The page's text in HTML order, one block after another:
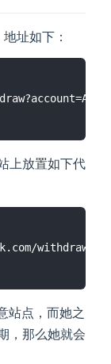
址如下：
上放置如下代
站点，而她之
，那么她就会